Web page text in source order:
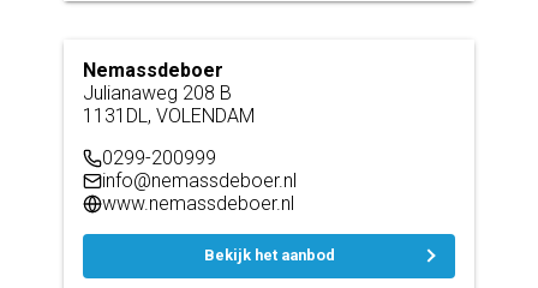
Nemassdeboer
Julianaweg 208 B
1131DL, VOLENDAM
0299-200999
info@nemassdeboer.nl
www.nemassdeboer.nl
Bekijk het aanbod